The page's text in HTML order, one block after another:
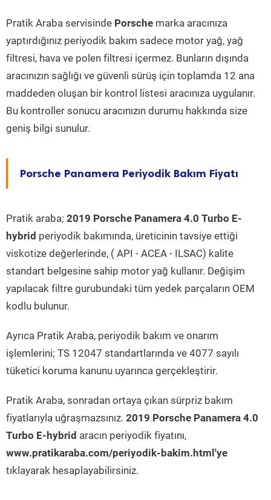
Pratik Araba servisinde Porsche marka aracınıza
yaptırdığınız periyodik bakım sadece motor yağ, yağ
filtresi, hava ve polen filtresi içermez. Bunların dışında
aracınızın sağlığı ve güvenli sürüş için toplamda 12 ana
maddeden oluşan bir kontrol listesi aracınıza uygulanır.
Bu kontroller sonucu aracınızın durumu hakkında size
geniş bilgi sunulur.
Porsche Panamera Periyodik Bakım Fiyatı
Pratik araba; 2019 Porsche Panamera 4.0 Turbo E-
hybrid periyodik bakımında, üreticinin tavsiye ettiği
viskotize değerlerinde, ( API - ACEA - ILSAC) kalite
standart belgesine sahip motor yağ kullanır. Değişim
yapılacak filtre gurubundaki tüm yedek parçaların OEM
kodlu bulunur.
Ayrıca Pratik Araba, periyodik bakım ve onarım
işlemlerini; TS 12047 standartlarında ve 4077 sayılı
tüketici koruma kanunu uyarınca gerçekleştirir.
Pratik Araba, sonradan ortaya çıkan sürpriz bakım
fiyatlarıyla uğraşmazsınız. 2019 Porsche Panamera 4.0
Turbo E-hybrid aracın periyodik fiyatını,
www.pratikaraba.com/periyodik-bakim.html'ye
tıklayarak hesaplayabilirsiniz.